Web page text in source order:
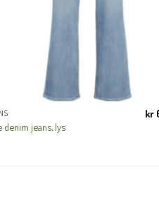
denim jeans, lys
kr
første handel
JA,